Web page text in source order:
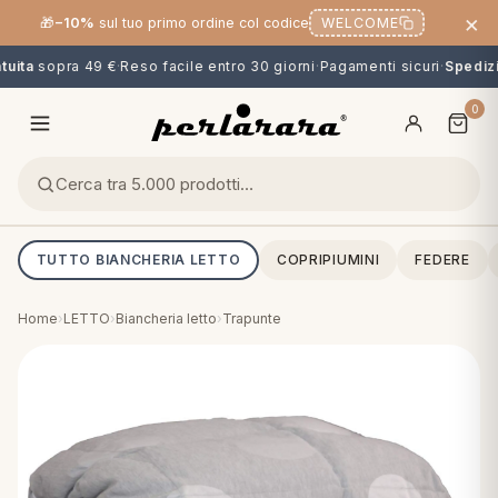
🎁−10% sul tuo primo ordine col codice WELCOME ×
sopra 49 € ·Reso facile entro 30 giorni· Pagamenti sicuri ·
0
TUTTO BIANCHERIA LETTO COPRIPIUMINI FEDERE
& CUSCINI
CALCIO & CARTOONS
Home›LETTO›Biancheria letto›Trapunte